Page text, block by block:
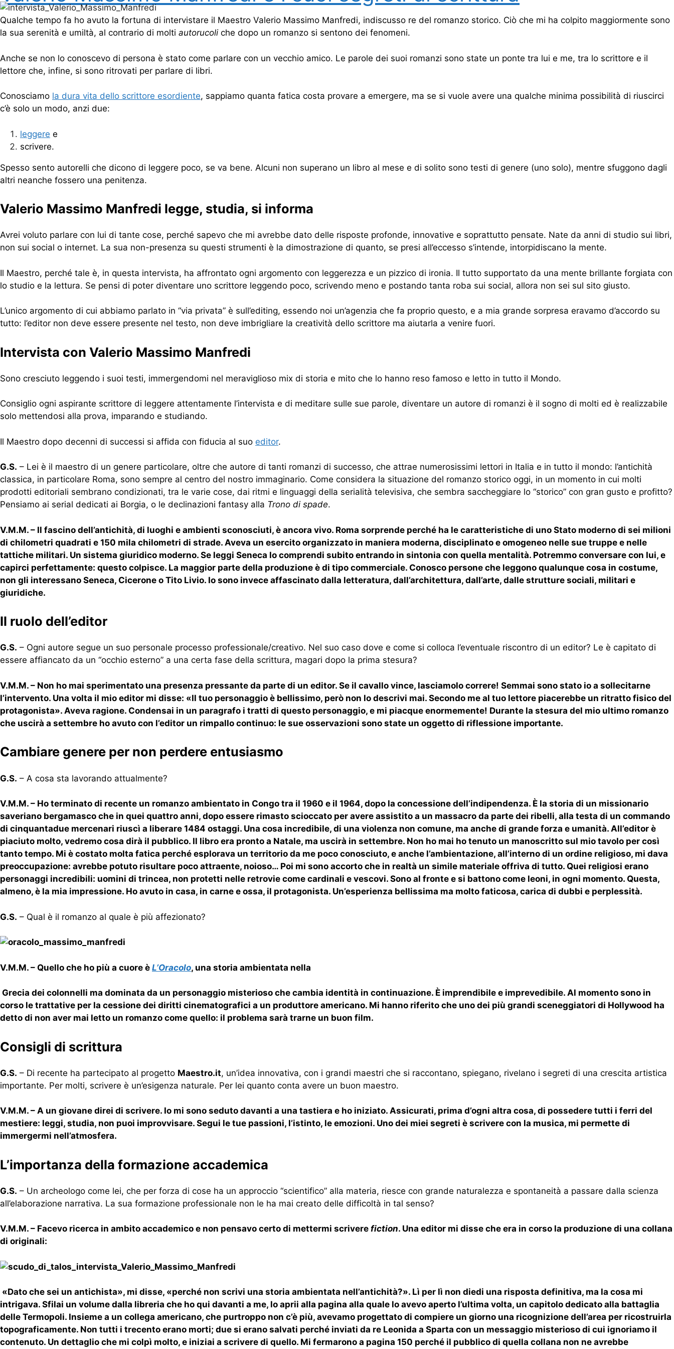
Qualche tempo fa ho avuto la fortuna di intervistare il Maestro Valerio Massimo Manfredi, indiscusso re del romanzo storico. Ciò che mi ha colpito maggiormente sono
la sua serenità e umiltà, al contrario di molti autorucoliche dopo un romanzo si sentono dei fenomeni.
Anche se non lo conoscevo di persona è stato come parlare con un vecchio amico. Le parole dei suoi romanzi sono state un ponte tra lui e me, tra lo scrittore e il
lettore che, infine, si sono ritrovati per parlare di libri.
Conosciamo la dura vita dello scrittore esordiente, sappiamo quanta fatica costa provare a emergere, ma se si vuole avere una qualche minima possibilità di riuscirci
c’è solo un modo, anzi due:
leggere e
scrivere.
Spesso sento autorelli che dicono di leggere poco, se va bene. Alcuni non superano un libro al mese e di solito sono testi di genere (uno solo), mentre sfuggono dagli
altri neanche fossero una penitenza.
Valerio Massimo Manfredi legge, studia, si informa
Avrei voluto parlare con lui di tante cose, perché sapevo che mi avrebbe dato delle risposte profonde, innovative e soprattutto pensate. Nate da anni di studio sui libri,
non sui social o internet. La sua non-presenza su questi strumenti è la dimostrazione di quanto, se presi all’eccesso s’intende, intorpidiscano la mente.
Il Maestro, perché tale è, in questa intervista, ha affrontato ogni argomento con leggerezza e un pizzico di ironia. Il tutto supportato da una mente brillante forgiata con
lo studio e la lettura. Se pensi di poter diventare uno scrittore leggendo poco, scrivendo meno e postando tanta roba sui social, allora non sei sul sito giusto.
L’unico argomento di cui abbiamo parlato in “via privata” è sull’editing, essendo noi un’agenzia che fa proprio questo, e a mia grande sorpresa eravamo d’accordo su
tutto: l’editor non deve essere presente nel testo, non deve imbrigliare la creatività dello scrittore ma aiutarla a venire fuori.
Intervista con Valerio Massimo Manfredi
Sono cresciuto leggendo i suoi testi, immergendomi nel meraviglioso mix di storia e mito che lo hanno reso famoso e letto in tutto il Mondo.
Consiglio ogni aspirante scrittore di leggere attentamente l’intervista e di meditare sulle sue parole, diventare un autore di romanzi è il sogno di molti ed è realizzabile
solo mettendosi alla prova, imparando e studiando.
Il Maestro dopo decenni di successi si affida con fiducia al suo editor.
G.S. – Lei è il maestro di un genere particolare, oltre che autore di tanti romanzi di successo, che attrae numerosissimi lettori in Italia e in tutto il mondo: l’antichità
classica, in particolare Roma, sono sempre al centro del nostro immaginario. Come considera la situazione del romanzo storico oggi, in un momento in cui molti
prodotti editoriali sembrano condizionati, tra le varie cose, dai ritmi e linguaggi della serialità televisiva, che sembra saccheggiare lo “storico” con gran gusto e profitto?
Pensiamo ai serial dedicati ai Borgia, o le declinazioni fantasy alla Trono di spade.
V.M.M. – Il fascino dell’antichità, di luoghi e ambienti sconosciuti, è ancora vivo. Roma sorprende perché ha le caratteristiche di uno Stato moderno di sei milioni
di chilometri quadrati e 150 mila chilometri di strade. Aveva un esercito organizzato in maniera moderna, disciplinato e omogeneo nelle sue truppe e nelle
tattiche militari. Un sistema giuridico moderno. Se leggi Seneca lo comprendi subito entrando in sintonia con quella mentalità. Potremmo conversare con lui, e
capirci perfettamente: questo colpisce. La maggior parte della produzione è di tipo commerciale. Conosco persone che leggono qualunque cosa in costume,
non gli interessano Seneca, Cicerone o Tito Livio. Io sono invece affascinato dalla letteratura, dall’architettura, dall’arte, dalle strutture sociali, militari e
giuridiche.
Il ruolo dell’editor
G.S. – Ogni autore segue un suo personale processo professionale/creativo. Nel suo caso dove e come si colloca l’eventuale riscontro di un editor? Le è capitato di
essere affiancato da un “occhio esterno” a una certa fase della scrittura, magari dopo la prima stesura?
V.M.M. – Non ho mai sperimentato una presenza pressante da parte di un editor. Se il cavallo vince, lasciamolo correre! Semmai sono stato io a sollecitarne
l’intervento. Una volta il mio editor mi disse: «Il tuo personaggio è bellissimo, però non lo descrivi mai. Secondo me al tuo lettore piacerebbe un ritratto fisico del
protagonista». Aveva ragione. Condensai in un paragrafo i tratti di questo personaggio, e mi piacque enormemente! Durante la stesura del mio ultimo romanzo
che uscirà a settembre ho avuto con l’editor un rimpallo continuo: le sue osservazioni sono state un oggetto di riflessione importante.
Cambiare genere per non perdere entusiasmo
G.S. – A cosa sta lavorando attualmente?
V.M.M. – Ho terminato di recente un romanzo ambientato in Congo tra il 1960 e il 1964, dopo la concessione dell’indipendenza. È la storia di un missionario
saveriano bergamasco che in quei quattro anni, dopo essere rimasto scioccato per avere assistito a un massacro da parte dei ribelli, alla testa di un commando
di cinquantadue mercenari riuscì a liberare 1484 ostaggi. Una cosa incredibile, di una violenza non comune, ma anche di grande forza e umanità. All’editor è
piaciuto molto, vedremo cosa dirà il pubblico. Il libro era pronto a Natale, ma uscirà in settembre. Non ho mai ho tenuto un manoscritto sul mio tavolo per così
tanto tempo. Mi è costato molta fatica perché esplorava un territorio da me poco conosciuto, e anche l’ambientazione, all’interno di un ordine religioso, mi dava
preoccupazione: avrebbe potuto risultare poco attraente, noioso… Poi mi sono accorto che in realtà un simile materiale offriva di tutto. Quei religiosi erano
personaggi incredibili: uomini di trincea, non protetti nelle retrovie come cardinali e vescovi. Sono al fronte e si battono come leoni, in ogni momento. Questa,
almeno, è la mia impressione. Ho avuto in casa, in carne e ossa, il protagonista. Un’esperienza bellissima ma molto faticosa, carica di dubbi e perplessità.
G.S. – Qual è il romanzo al quale è più affezionato?
V.M.M. – Quello che ho più a cuore è L’Oracolo, una storia ambientata nella
Grecia dei colonnelli ma dominata da un personaggio misterioso che cambia identità in continuazione. È imprendibile e imprevedibile. Al momento sono in
corso le trattative per la cessione dei diritti cinematografici a un produttore americano. Mi hanno riferito che uno dei più grandi sceneggiatori di Hollywood ha
detto di non aver mai letto un romanzo come quello: il problema sarà trarne un buon film.
Consigli di scrittura
G.S. – Di recente ha partecipato al progetto Maestro.it, un’idea innovativa, con i grandi maestri che si raccontano, spiegano, rivelano i segreti di una crescita artistica
importante. Per molti, scrivere è un’esigenza naturale. Per lei quanto conta avere un buon maestro.
V.M.M. – A un giovane direi di scrivere. Io mi sono seduto davanti a una tastiera e ho iniziato. Assicurati, prima d’ogni altra cosa, di possedere tutti i ferri del
mestiere: leggi, studia, non puoi improvvisare. Segui le tue passioni, l’istinto, le emozioni. Uno dei miei segreti è scrivere con la musica, mi permette di
immergermi nell’atmosfera.
L’importanza della formazione accademica
G.S. – Un archeologo come lei, che per forza di cose ha un approccio “scientifico” alla materia, riesce con grande naturalezza e spontaneità a passare dalla scienza
all’elaborazione narrativa. La sua formazione professionale non le ha mai creato delle difficoltà in tal senso?
V.M.M. – Facevo ricerca in ambito accademico e non pensavo certo di mettermi scrivere fiction. Una editor mi disse che era in corso la produzione di una collana
di originali:
«Dato che sei un antichista», mi disse, «perché non scrivi una storia ambientata nell’antichità?». Lì per lì non diedi una risposta definitiva, ma la cosa mi
intrigava. Sfilai un volume dalla libreria che ho qui davanti a me, lo aprii alla pagina alla quale lo avevo aperto l’ultima volta, un capitolo dedicato alla battaglia
delle Termopoli. Insieme a un collega americano, che purtroppo non c’è più, avevamo progettato di compiere un giorno una ricognizione dell’area per ricostruirla
topograficamente. Non tutti i trecento erano morti; due si erano salvati perché inviati da re Leonida a Sparta con un messaggio misterioso di cui ignoriamo il
contenuto. Un dettaglio che mi colpì molto, e iniziai a scrivere di quello. Mi fermarono a pagina 150 perché il pubblico di quella collana non ne avrebbe